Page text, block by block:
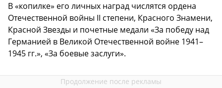
В «копилке» его личных наград числятся ордена
Отечественной войны II степени, Красного Знамени,
Красной Звезды и почетные медали «За победу над
Германией в Великой Отечественной войне 1941–
1945 гг.», «За боевые заслуги».